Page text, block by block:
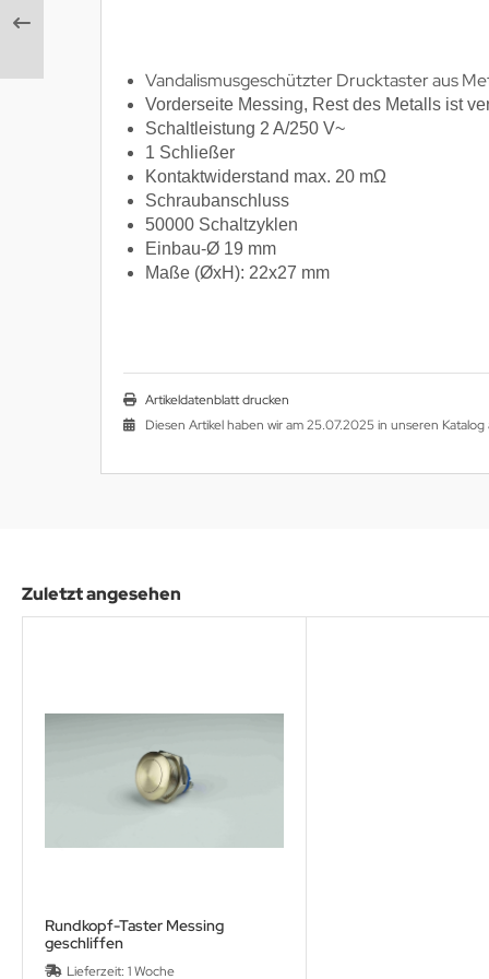
Vandalismusgeschützter Drucktaster aus
Vorderseite Messing, Rest des Metalls ist
Schaltleistung 2 A/250 V~
1 Schließer
Kontaktwiderstand max. 20 mΩ
Schraubanschluss
50000 Schaltzyklen
Einbau-Ø 19 mm
Maße (ØxH): 22x27 mm
Artikeldatenblatt drucken
Diesen Artikel haben wir am 25.07.2025 in unseren
Zuletzt angesehen
Rundkopf-Taster Messing
geschliffen
Lieferzeit: 1 Woche